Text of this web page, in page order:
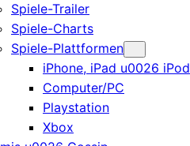
Spiele-Trailer
Spiele-Charts
Spiele-Plattformen
iPhone, iPad u0026 iPod
Computer/PC
Playstation
Xbox